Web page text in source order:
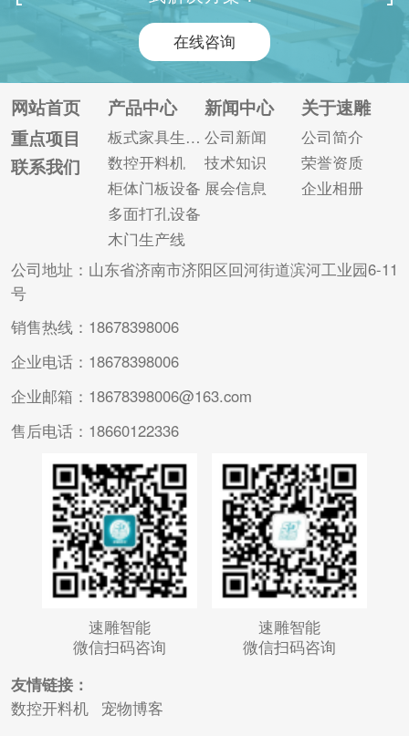
工精度高，效率快。
另外木门四边锯还可
与生产优化软件对
接，实现自动扫码。
通过式输送带输送，
完成无人流水线作
业，有效提升生产效
木门四边锯的...
在线咨询
网站首页
重点项目
联系我们
产品中心
板式家具生产线
数控开料机
柜体门板设备
多面打孔设备
木门生产线
新闻中心
公司新闻
技术知识
展会信息
关于速雕
公司简介
荣誉资质
企业相册
公司地址：山东省济南市济阳区回河街道滨河工业园6-11
号
销售热线：18678398006
企业电话：18678398006
企业邮箱：18678398006@163.com
售后电话：18660122336
速雕智能
微信扫码咨询
速雕智能
微信扫码咨询
友情链接：
数控开料机
宠物博客